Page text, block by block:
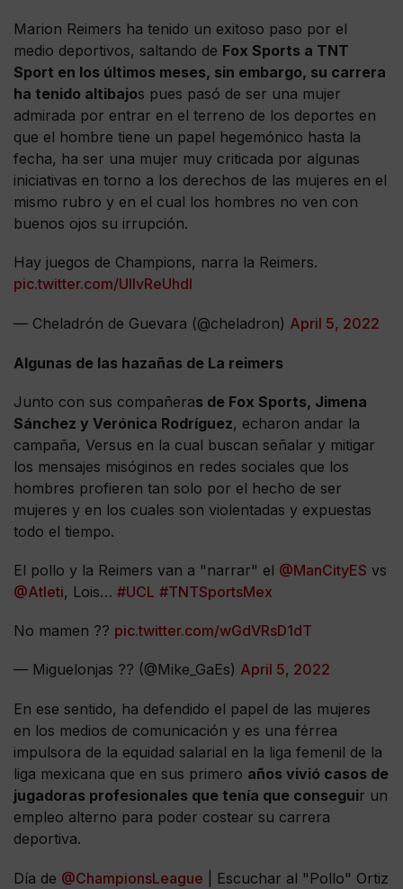
Marion Reimers ha tenido un exitoso paso por el
medio deportivos, saltando de Fox Sports a TNT
Sport en los últimos meses, sin embargo, su carrera
ha tenido altibajos pues pasó de ser una mujer
admirada por entrar en el terreno de los deportes en
que el hombre tiene un papel hegemónico hasta la
fecha, ha ser una mujer muy criticada por algunas
iniciativas en torno a los derechos de las mujeres en el
mismo rubro y en el cual los hombres no ven con
buenos ojos su irrupción.
Hay juegos de Champions, narra la Reimers.
pic.twitter.com/UIlvReUhdl
— Cheladrón de Guevara (@cheladron) April 5, 2022
Algunas de las hazañas de La reimers
Junto con sus compañeras de Fox Sports, Jimena
Sánchez y Verónica Rodríguez, echaron andar la
campaña, Versus en la cual buscan señalar y mitigar
los mensajes misóginos en redes sociales que los
hombres profieren tan solo por el hecho de ser
mujeres y en los cuales son violentadas y expuestas
todo el tiempo.
El pollo y la Reimers van a "narrar" el @ManCityES vs
@Atleti, Lois… #UCL #TNTSportsMex
No mamen ?? pic.twitter.com/wGdVRsD1dT
— Miguelonjas ?? (@Mike_GaEs) April 5, 2022
En ese sentido, ha defendido el papel de las mujeres
en los medios de comunicación y es una férrea
impulsora de la equidad salarial en la liga femenil de la
liga mexicana que en sus primero años vivió casos de
jugadoras profesionales que tenía que conseguir un
empleo alterno para poder costear su carrera
deportiva.
Día de @ChampionsLeague | Escuchar al "Pollo" Ortiz